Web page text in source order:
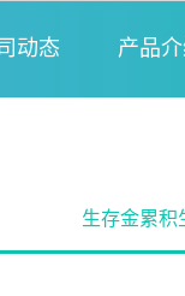
动态 产品
生存金累积